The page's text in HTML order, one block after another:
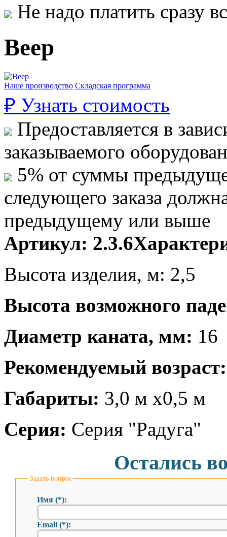
Не надо платить сразу
Веер
Наше производство Складская программа
₽ Узнать стоимость
Предоставляется в
заказываемого
5% от суммы
следующего заказа
предыдущему или выше
Артикул: 2.3.6
Высота изделия, м: 2,5
Высота возможного
Диаметр каната, мм: 16
Рекомендуемый
Габариты: 3,0 м х0,5 м
Серия: Серия "Радуга"
Остались
Задать вопрос
Имя (*):
Email (*):